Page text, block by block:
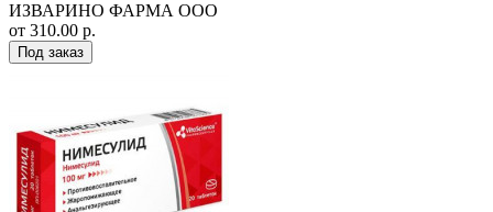
ИЗВАРИНО ФАРМА ООО
от 310.00 р.
Под заказ